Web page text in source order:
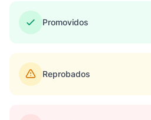
Promovidos
Reprobados